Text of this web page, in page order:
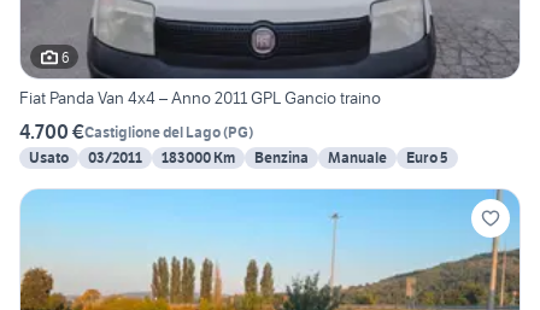
6
Fiat Panda Van 4x4 – Anno 2011 GPL Gancio traino
4.700 €Castiglione del Lago(PG)
Usato
03/2011 183000 Km Benzina Manuale Euro 5